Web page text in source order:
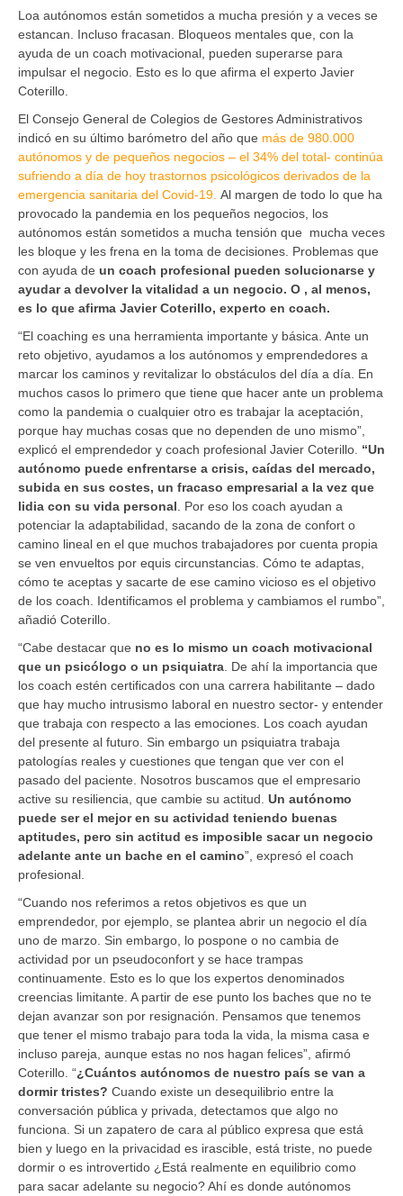
Loa autónomos están sometidos a mucha presión y a veces se
estancan. Incluso fracasan. Bloqueos mentales que, con la
ayuda de un coach motivacional, pueden superarse para
impulsar el negocio. Esto es lo que afirma el experto Javier
Coterillo.
El Consejo General de Colegios de Gestores Administrativos
indicó en su último barómetro del año que más de 980.000
autónomos y de pequeños negocios – el 34% del total- continúa
sufriendo a día de hoy trastornos psicológicos derivados de la
emergencia sanitaria del Covid-19. Al margen de todo lo que ha
provocado la pandemia en los pequeños negocios, los
autónomos están sometidos a mucha tensión que mucha veces
les bloque y les frena en la toma de decisiones. Problemas que
con ayuda de un coach profesional pueden solucionarse y
ayudar a devolver la vitalidad a un negocio. O , al menos,
es lo que afirma Javier Coterillo, experto en coach.
“El coaching es una herramienta importante y básica. Ante un
reto objetivo, ayudamos a los autónomos y emprendedores a
marcar los caminos y revitalizar lo obstáculos del día a día. En
muchos casos lo primero que tiene que hacer ante un problema
como la pandemia o cualquier otro es trabajar la aceptación,
porque hay muchas cosas que no dependen de uno mismo”,
explicó el emprendedor y coach profesional Javier Coterillo. “Un
autónomo puede enfrentarse a crisis, caídas del mercado,
subida en sus costes, un fracaso empresarial a la vez que
lidia con su vida personal . Por eso los coach ayudan a
potenciar la adaptabilidad, sacando de la zona de confort o
camino lineal en el que muchos trabajadores por cuenta propia
se ven envueltos por equis circunstancias. Cómo te adaptas,
cómo te aceptas y sacarte de ese camino vicioso es el objetivo
de los coach. Identificamos el problema y cambiamos el rumbo”,
añadió Coterillo.
“Cabe destacar que no es lo mismo un coach motivacional
que un psicólogo o un psiquiatra . De ahí la importancia que
los coach estén certificados con una carrera habilitante – dado
que hay mucho intrusismo laboral en nuestro sector- y entender
que trabaja con respecto a las emociones. Los coach ayudan
del presente al futuro. Sin embargo un psiquiatra trabaja
patologías reales y cuestiones que tengan que ver con el
pasado del paciente. Nosotros buscamos que el empresario
active su resiliencia, que cambie su actitud. Un autónomo
puede ser el mejor en su actividad teniendo buenas
aptitudes, pero sin actitud es imposible sacar un negocio
adelante ante un bache en el camino”, expresó el coach
profesional.
“Cuando nos referimos a retos objetivos es que un
emprendedor, por ejemplo, se plantea abrir un negocio el día
uno de marzo. Sin embargo, lo pospone o no cambia de
actividad por un pseudoconfort y se hace trampas
continuamente. Esto es lo que los expertos denominados
creencias limitante. A partir de ese punto los baches que no te
dejan avanzar son por resignación. Pensamos que tenemos
que tener el mismo trabajo para toda la vida, la misma casa e
incluso pareja, aunque estas no nos hagan felices”, afirmó
Coterillo. “¿Cuántos autónomos de nuestro país se van a
dormir tristes? Cuando existe un desequilibrio entre la
conversación pública y privada, detectamos que algo no
funciona. Si un zapatero de cara al público expresa que está
bien y luego en la privacidad es irascible, está triste, no puede
dormir o es introvertido ¿Está realmente en equilibrio como
para sacar adelante su negocio? Ahí es donde autónomos